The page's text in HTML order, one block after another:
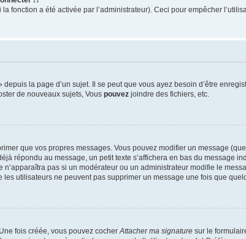
fonction a été activée par l’administrateur). Ceci pour empêcher
la page d’un sujet. Il se peut que vous ayez besoin d’être
de nouveaux sujets, Vous pouvez joindre des fichiers, etc.
que vos propres messages. Vous pouvez modifier un message
répondu au message, un petit texte s’affichera en bas du message
pas si un modérateur ou un administrateur modifie le
utilisateurs ne peuvent pas supprimer un message une fois que
fois créée, vous pouvez cocherAttacher ma signature sur le